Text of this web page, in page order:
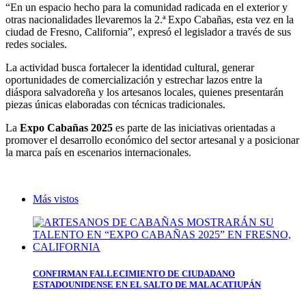
“En un espacio hecho para la comunidad radicada en el exterior y
otras nacionalidades llevaremos la 2.ª Expo Cabañas, esta vez en la
ciudad de Fresno, California”, expresó el legislador a través de sus
redes sociales.
La actividad busca fortalecer la identidad cultural, generar
oportunidades de comercialización y estrechar lazos entre la
diáspora salvadoreña y los artesanos locales, quienes presentarán
piezas únicas elaboradas con técnicas tradicionales.
La Expo Cabañas 2025 es parte de las iniciativas orientadas a
promover el desarrollo económico del sector artesanal y a posicionar
la marca país en escenarios internacionales.
Más vistos
CONFIRMAN FALLECIMIENTO DE CIUDADANO
ESTADOUNIDENSE EN EL SALTO DE MALACATIUPÁN